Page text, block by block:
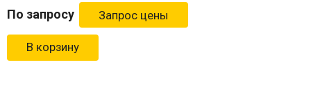
По запросу
В корзину